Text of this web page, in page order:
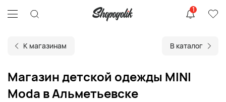
1
К магазинам В каталог
Магазин детской одежды MINI
Moda в Альметьевске